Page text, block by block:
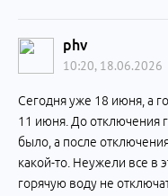
phv
10:20, 18.06.2026
Сегодня уже 18 июня, а
11 июня. До отключения
было, а после
какой-то. Неужели все в
горячую воду не